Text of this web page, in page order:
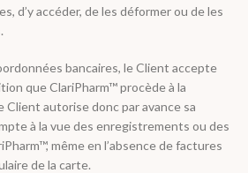
d’y accéder, de les déformer ou de les
bancaires, le Client accepte
que ClariPharm™ procède à la
Client autorise donc par avance sa
à la vue des enregistrements ou des
même en l’absence de factures
de la carte.